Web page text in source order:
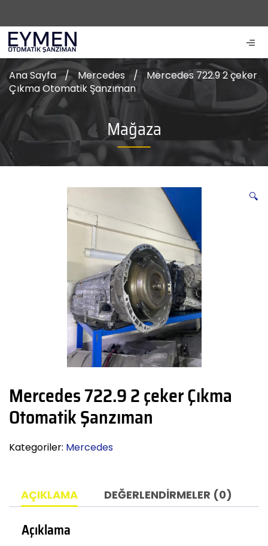
Ana Sayfa / Mercedes /
Mercedes 722.9 2 çeker
Çıkma Otomatik Şanzıman
Mağaza
🔍
Mercedes 722.9 2 çeker Çıkma
Otomatik Şanzıman
Kategoriler: Mercedes
AÇIKLAMA DEĞERLENDIRMELER (0)
Açıklama